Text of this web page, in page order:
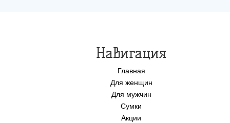
Навигация
Главная
Для женщин
Для мужчин
Сумки
Акции